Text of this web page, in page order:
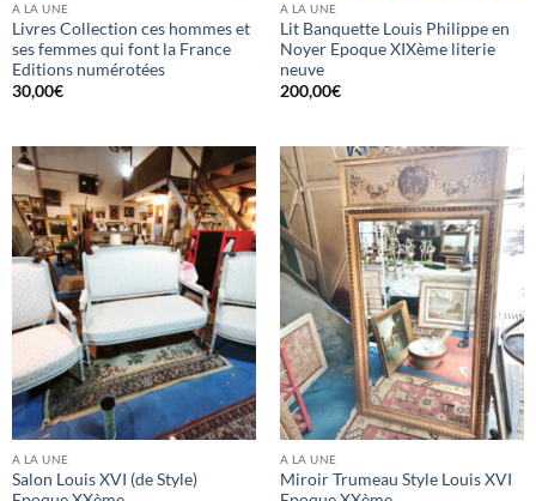
A LA UNE
Livres Collection ces hommes et
ses femmes qui font la France
Editions numérotées
30,00€
A LA UNE
Lit Banquette Louis Philippe en
Noyer Epoque XIXème literie
neuve
200,00€
A LA UNE
Salon Louis XVI (de Style)
A LA UNE
Miroir Trumeau Style Louis XVI